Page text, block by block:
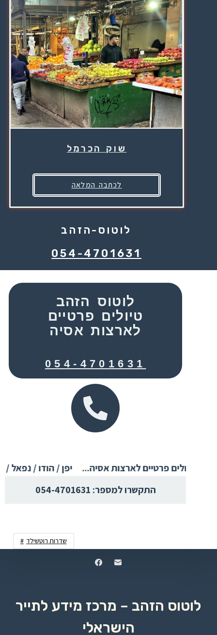
שוק הכרמל
לכתבה המלאה
לוטוס-הזהב
054-4701631
לוטוס הזהב
טיולים פרטיים
לארצות אסיה
054-4701631
התקשרו למספר: 054-4701631
שדרות רוטשילד
לוטוס הזהב – מרכז מידע לתייר
הישראלי